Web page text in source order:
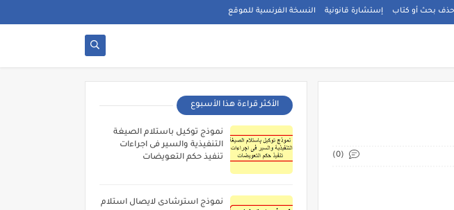
بحث أو كتاب إستشارة قانونية النسخة الفرنسية للموقع
(0)
الأكثر قراءة هذا الأسبوع
نموذج توكيل باستلام الصيغة
التنفيذية والسير فى اجراءات
تنفيذ حكم التعويضات
نموذج استرشادى لايصال استلام